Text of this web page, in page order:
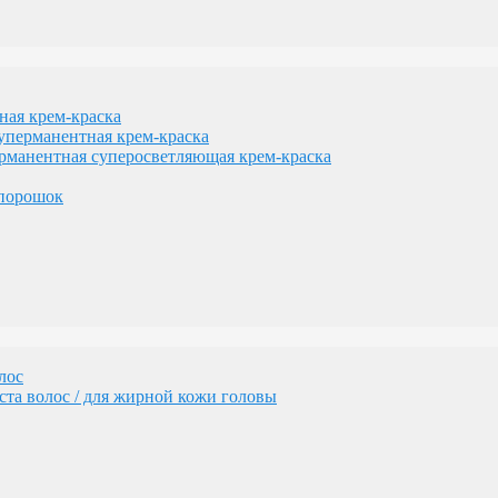
волос / для жирной кожи головы
желтизны
крем-краска
крем-краска
суперосветляющая крем-краска
волос / для жирной кожи головы